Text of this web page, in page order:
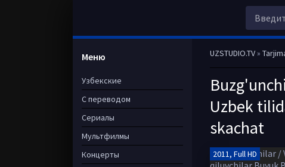
UZSTUDIO.TV»
Uzbek
skachat
2011, Full HD
Меню
Узбекские
С переводом
Сериалы
Мультфилмы
Концерты